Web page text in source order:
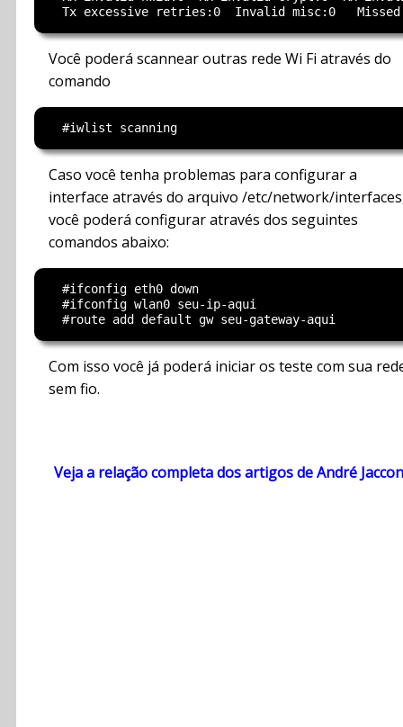
Você poderá scannear outras rede Wi Fi através do
comando
Caso você tenha problemas para configurar a
interface através do arquivo /etc/network/
você poderá configurar através dos seguintes
comandos abaixo:
  #ifconfig eth0 down
  #ifconfig wlan0 seu-ip-aqui
Com isso você já poderá iniciar os teste com sua
sem fio.
Veja a relação completa dos artigos de André Jaccon